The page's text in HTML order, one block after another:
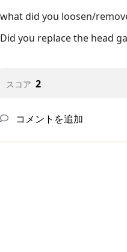
what did you loosen/
Did you replace the head
スコア 2
コメントを追加